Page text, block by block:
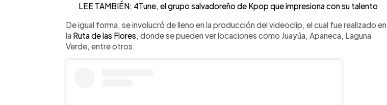
LEE TAMBIÉN: 4Tune, el grupo salvadoreño de Kpop que impresiona con su talento
De igual forma, se involucró de lleno en la producción del videoclip, el cual fue realizado en
la Ruta de las Flores , donde se pueden ver locaciones como Juayúa, Apaneca, Laguna
Verde, entre otros.